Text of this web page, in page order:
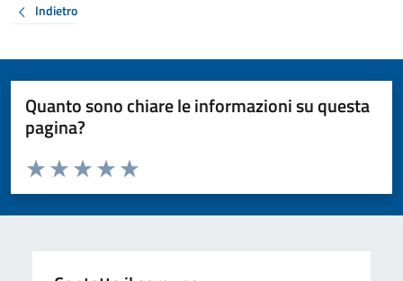
Indietro
Quanto sono chiare le informazioni su questa
pagina?
Valuta da 1 a 5 stelle la pagina
Valuta 5 stelle su 5
Valuta 4 stelle su 5
Valuta 3 stelle su 5
Valuta 2 stelle su 5
Valuta 1 stelle su 5